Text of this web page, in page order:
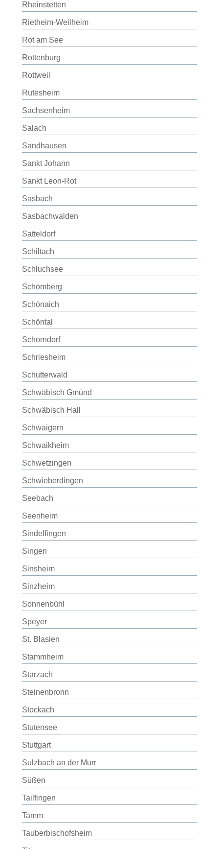
Rheinstetten
Rietheim-Weilheim
Rot am See
Rottenburg
Rottweil
Rutesheim
Sachsenheim
Salach
Sandhausen
Sankt Johann
Sankt Leon-Rot
Sasbach
Sasbachwalden
Satteldorf
Schiltach
Schluchsee
Schömberg
Schönaich
Schöntal
Schorndorf
Schriesheim
Schutterwald
Schwäbisch Gmünd
Schwäbisch Hall
Schwaigern
Schwaikheim
Schwetzingen
Schwieberdingen
Seebach
Seenheim
Sindelfingen
Singen
Sinsheim
Sinzheim
Sonnenbühl
Speyer
St. Blasien
Stammheim
Starzach
Steinenbronn
Stockach
Stutensee
Stuttgart
Sulzbach an der Murr
Süßen
Tailfingen
Tamm
Tauberbischofsheim